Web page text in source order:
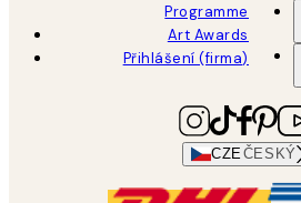
Programme
Art Awards
Přihlášení (firma)
CZEČESKÝ